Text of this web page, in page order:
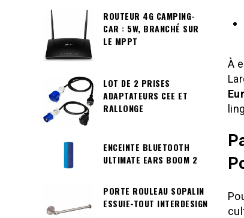
À
ROUTEUR 4G CAMPING-
CAR : 5W, BRANCHÉ SUR
LE MPPT
LOT DE 2 PRISES
ADAPTATEURS CEE ET
RALLONGE
ENCEINTE BLUETOOTH
ULTIMATE EARS BOOM 2
PORTE ROULEAU SOPALIN
ESSUIE-TOUT INTERDESIGN